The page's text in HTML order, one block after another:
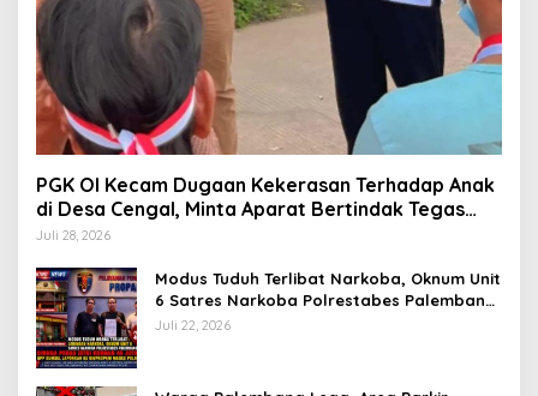
PGK OI Kecam Dugaan Kekerasan Terhadap Anak
di Desa Cengal, Minta Aparat Bertindak Tegas
Jika Terbukti
Juli 28, 2026
Modus Tuduh Terlibat Narkoba, Oknum Unit
6 Satres Narkoba Polrestabes Palembang
Diduga Peras Istri Korban Rp40 Juta, GPP
Juli 22, 2026